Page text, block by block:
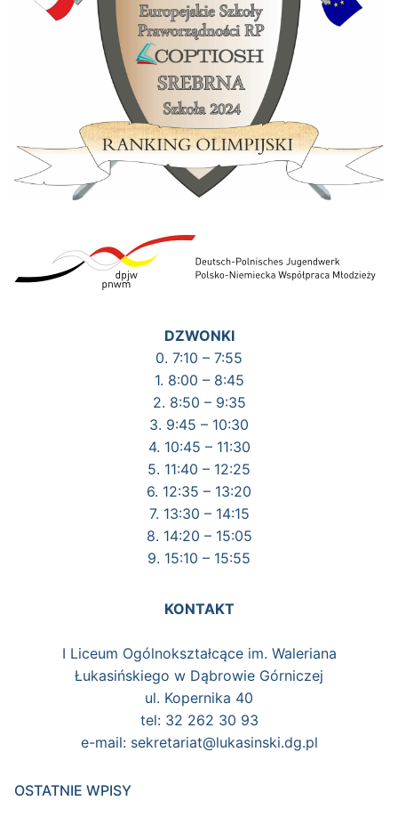
DZWONKI
0. 7:10 – 7:55
1. 8:00 – 8:45
2. 8:50 – 9:35
3. 9:45 – 10:30
4. 10:45 – 11:30
5. 11:40 – 12:25
6. 12:35 – 13:20
7. 13:30 – 14:15
8. 14:20 – 15:05
9. 15:10 – 15:55
KONTAKT
I Liceum Ogólnokształcące im. Waleriana
Łukasińskiego w Dąbrowie Górniczej
ul. Kopernika 40
tel: 32 262 30 93
e-mail: sekretariat@lukasinski.dg.pl
OSTATNIE WPISY